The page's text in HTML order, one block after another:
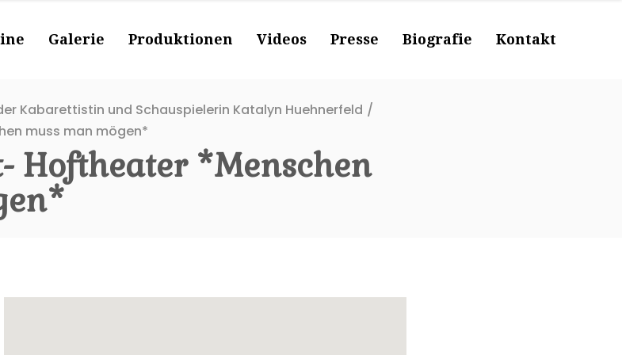
Galerie Produktionen Videos Presse Biografie Kontakt
Kabarettistin und Schauspielerin Katalyn Huehnerfeld /
muss man mögen*
Hoftheater *Menschen